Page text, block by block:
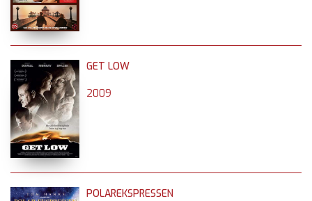
GET LOW
2009
POLAREKSPRESSEN